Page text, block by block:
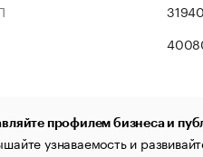
профилем бизнеса и
узнаваемость и